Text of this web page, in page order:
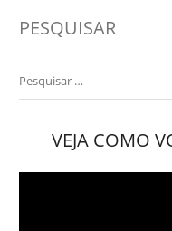
PESQUISAR
Pesquisar
VEJA COMO